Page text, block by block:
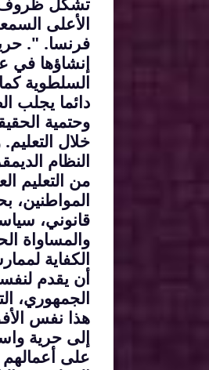
الأعلى
فرنسا. ".
إنشاؤها في عام 2006 من قبل مجموعة الصحافة
السلطوية
دائما يجلب
وحتمية
خلال
النظام
من التعليم العام (1793). وهي تشجع على إقامة حد أدنى من
المواطنين،
قانوني،
والمساواة
الكفاية
أن يقدم
الجمهوري،
هذا نفس
إلى حرية
على أعمالهم